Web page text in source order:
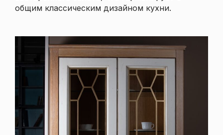
общим классическим дизайном кухни.